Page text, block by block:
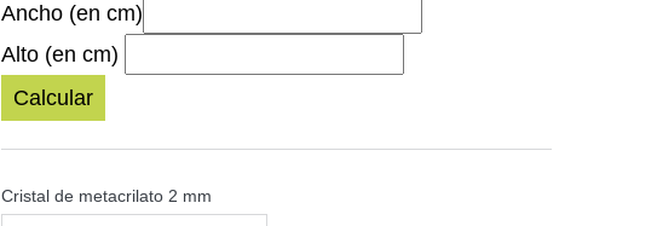
Ancho (en cm)
Alto (en cm)
Calcular
Cristal de metacrilato 2 mm